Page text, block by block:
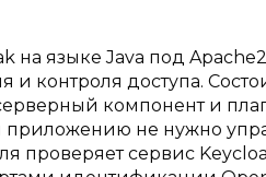
на языке Java под
контроля доступа.
компонент и
приложению не нужно
проверяет сервис